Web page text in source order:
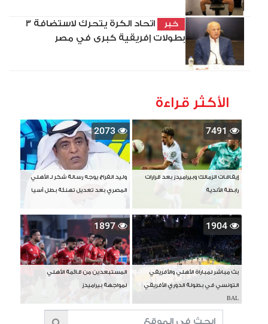
خبر
اتحاد الكرة يتحرك لاستضافة 3
بطولات إفريقية كبرى في مصر
الأكثر قراءة
7491
إيقافات الزمالك وبيراميدز بعد قرارات
رابطة الأندية
2073
وليد الفراج يوجه رسالة شكر لـ الأهلي
المصري بعد تعديل تهنئة بطل آسيا
1904
بث مباشر لمباراة الأهلي والأفريقي
التونسي في بطولة الدوري الأفريقي
BAL
1897
المستبعدين من قائمة الأهلي
لمواجهة بيراميدز